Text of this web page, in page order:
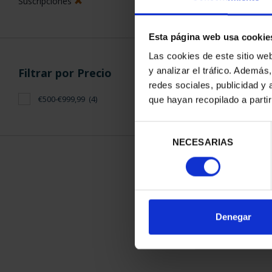
Esta página web usa
Las cookies de este sitio
y analizar el tráfico.
redes sociales, publicidad y
que hayan recopilado a
consentimiento
NECESARIAS
Denegar
Filtrar por Precio
€500-€999,99 (4)
Sólo para
ORDENAR POR: